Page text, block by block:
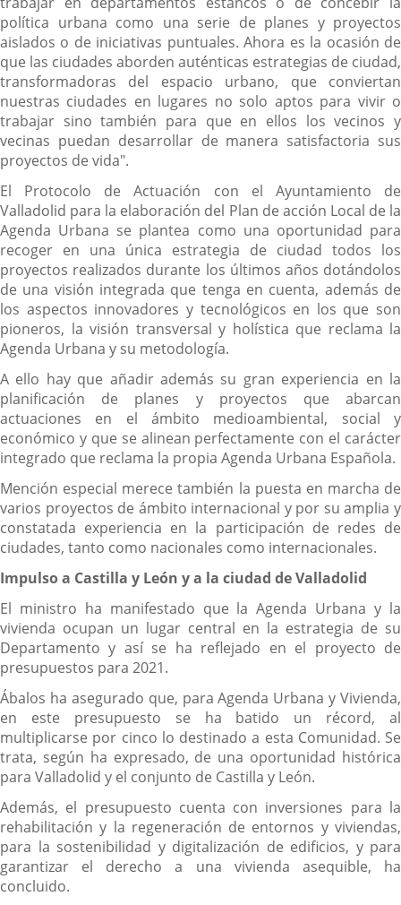
política urbana como una serie de planes y proyectos
aislados o de iniciativas puntuales. Ahora es la ocasión de
que las ciudades aborden auténticas estrategias de ciudad,
transformadoras del espacio urbano, que conviertan
nuestras ciudades en lugares no solo aptos para vivir o
trabajar sino también para que en ellos los vecinos y
vecinas puedan desarrollar de manera satisfactoria sus
proyectos de vida".
El Protocolo de Actuación con el Ayuntamiento de
Valladolid para la elaboración del Plan de acción Local de la
Agenda Urbana se plantea como una oportunidad para
recoger en una única estrategia de ciudad todos los
proyectos realizados durante los últimos años dotándolos
de una visión integrada que tenga en cuenta, además de
los aspectos innovadores y tecnológicos en los que son
pioneros, la visión transversal y holística que reclama la
Agenda Urbana y su metodología.
A ello hay que añadir además su gran experiencia en la
planificación de planes y proyectos que abarcan
actuaciones en el ámbito medioambiental, social y
económico y que se alinean perfectamente con el carácter
integrado que reclama la propia Agenda Urbana Española.
Mención especial merece también la puesta en marcha de
varios proyectos de ámbito internacional y por su amplia y
constatada experiencia en la participación de redes de
ciudades, tanto como nacionales como internacionales.
Impulso a Castilla y León y a la ciudad de Valladolid
El ministro ha manifestado que la Agenda Urbana y la
vivienda ocupan un lugar central en la estrategia de su
Departamento y así se ha reflejado en el proyecto de
presupuestos para 2021.
Ábalos ha asegurado que, para Agenda Urbana y Vivienda,
en este presupuesto se ha batido un récord, al
multiplicarse por cinco lo destinado a esta Comunidad. Se
trata, según ha expresado, de una oportunidad histórica
para Valladolid y el conjunto de Castilla y León.
Además, el presupuesto cuenta con inversiones para la
rehabilitación y la regeneración de entornos y viviendas,
para la sostenibilidad y digitalización de edificios, y para
garantizar el derecho a una vivienda asequible, ha
concluido.